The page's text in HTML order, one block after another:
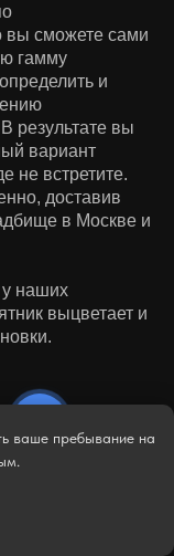
вы сможете сами
гамму
и
результате вы
вариант
не встретите.
доставив
в Москве и
наших
выцветает и
ваше пребывание на